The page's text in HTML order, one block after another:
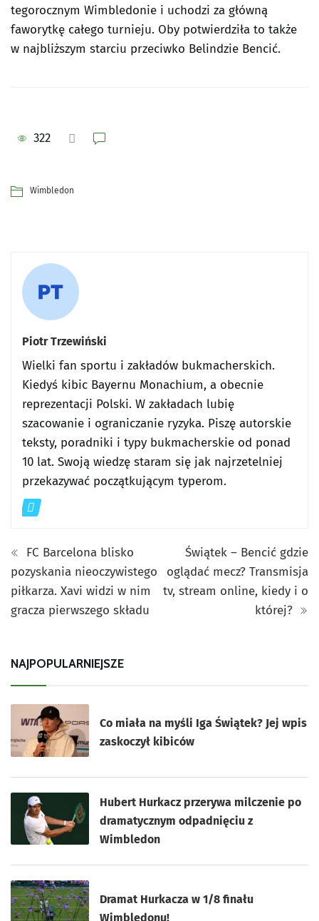
tegorocznym Wimbledonie i uchodzi za główną
faworytkę całego turnieju. Oby potwierdziła to także
w najbliższym starciu przeciwko Belindzie Bencić.
322
Wimbledon
Piotr Trzewiński
Wielki fan sportu i zakładów bukmacherskich.
Kiedyś kibic Bayernu Monachium, a obecnie
reprezentacji Polski. W zakładach lubię
szacowanie i ograniczanie ryzyka. Piszę autorskie
teksty, poradniki i typy bukmacherskie od ponad
10 lat. Swoją wiedzę staram się jak najrzetelniej
przekazywać początkującym typerom.
FC Barcelona blisko
pozyskania nieoczywistego
piłkarza. Xavi widzi w nim
gracza pierwszego składu
Świątek – Bencić gdzie
oglądać mecz? Transmisja
tv, stream online, kiedy i o
której?
NAJPOPULARNIEJSZE
Co miała na myśli Iga Świątek? Jej wpis
zaskoczył kibiców
Hubert Hurkacz przerywa milczenie po
dramatycznym odpadnięciu z
Wimbledon
Dramat Hurkacza w 1/8 finału
Wimbledonu!